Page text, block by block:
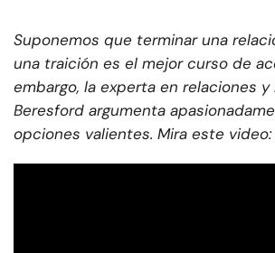
Suponemos que terminar una
una traición es el mejor curso de
embargo, la experta en relaciones
Beresford argumenta
opciones valientes. Mira este video: